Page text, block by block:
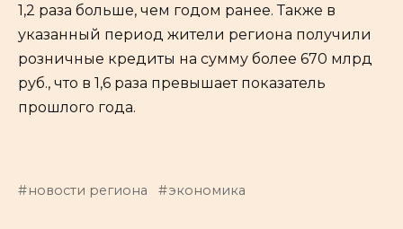
1,2 раза больше, чем годом ранее. Также в
указанный период жители региона получили
розничные кредиты на сумму более 670 млрд
руб., что в 1,6 раза превышает показатель
прошлого года.
новости региона экономика